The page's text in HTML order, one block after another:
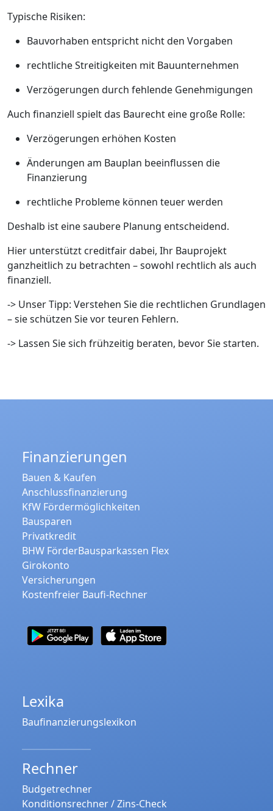
Typische Risiken:
Bauvorhaben entspricht nicht den Vorgaben
rechtliche Streitigkeiten mit Bauunternehmen
Verzögerungen durch fehlende Genehmigungen
Auch finanziell spielt das Baurecht eine große Rolle:
Verzögerungen erhöhen Kosten
Änderungen am Bauplan beeinflussen die
Finanzierung
rechtliche Probleme können teuer werden
Deshalb ist eine saubere Planung entscheidend.
Hier unterstützt creditfair dabei, Ihr Bauprojekt
ganzheitlich zu betrachten – sowohl rechtlich als auch
finanziell.
-> Unser Tipp: Verstehen Sie die rechtlichen Grundlagen
– sie schützen Sie vor teuren Fehlern.
-> Lassen Sie sich frühzeitig beraten, bevor Sie starten.
Finanzierungen
Bauen & Kaufen
Anschlussfinanzierung
KfW Fördermöglichkeiten
Bausparen
Privatkredit
BHW FörderBausparkassen Flex
Girokonto
Versicherungen
Kostenfreier Baufi-Rechner
Lexika
Baufinanzierungslexikon
Rechner
Budgetrechner
Konditionsrechner / Zins-Check